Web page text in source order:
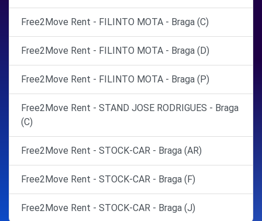
Free2Move Rent - FILINTO MOTA - Braga (C)
Free2Move Rent - FILINTO MOTA - Braga (D)
Free2Move Rent - FILINTO MOTA - Braga (P)
Free2Move Rent - STAND JOSE RODRIGUES - Braga
(C)
Free2Move Rent - STOCK-CAR - Braga (AR)
Free2Move Rent - STOCK-CAR - Braga (F)
Free2Move Rent - STOCK-CAR - Braga (J)